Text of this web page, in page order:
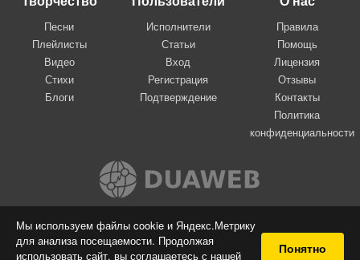
Мы используем файлы cookie и Яндекс.Метрику
для анализа посещаемости. Продолжая
использовать сайт, вы соглашаетесь с нашей
Понятно
Песни
Плейлисты
Видео
Стихи
Блоги
Исполнители
Статьи
Вход
Регистрация
Подтверждение
Правила
Помощь
Лицензия
Отзывы
Контакты
Политика
конфиденциальности
Вконтакте
© 2009-2026 Я-пою